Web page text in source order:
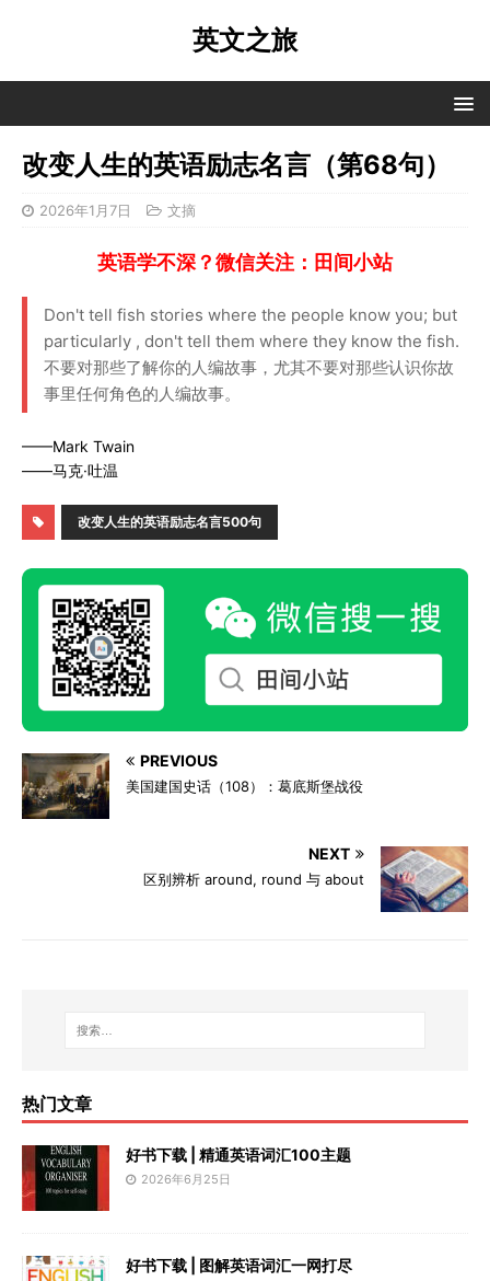
英文之旅
改变人生的英语励志名言（第68句）
2026年1月7日 文摘
英语学不深？微信关注：田间小站
Don't tell fish stories where the people know you; but
particularly , don't tell them where they know the fish.
不要对那些了解你的人编故事，尤其不要对那些认识你故
事里任何角色的人编故事。
——Mark Twain
——马克·吐温
改变人生的英语励志名言500句
PREVIOUS
美国建国史话（108）：葛底斯堡战役
NEXT
区别辨析 around, round 与 about
热门文章
好书下载 | 精通英语词汇100主题
2026年6月25日
好书下载 | 图解英语词汇一网打尽